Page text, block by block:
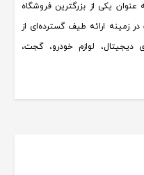
یکی از بزرگترین فروشگاه
زمینه ارائه طیف گسترده‌ای از
دیجیتال، لوازم خودرو، گجت،